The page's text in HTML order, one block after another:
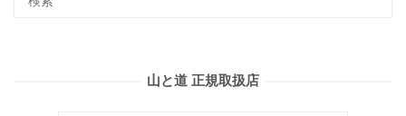
山と道 正規取扱店